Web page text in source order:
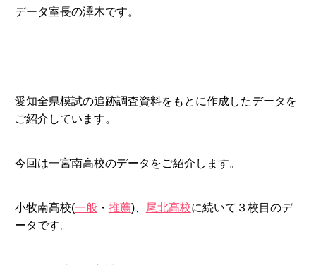
データ室長の澤木です。
愛知全県模試の追跡調査資料をもとに作成したデータを
ご紹介しています。
今回は一宮南高校のデータをご紹介します。
小牧南高校(一般・ 推薦)、 尾北高校に続いて３校目のデ
ータです。